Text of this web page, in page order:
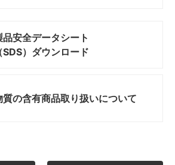
品安全データシート
（SDS）ダウンロード
質の含有商品取り扱いについて